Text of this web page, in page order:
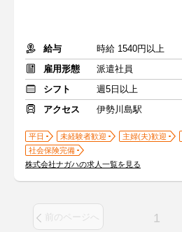
給与
時給 1540円以上
雇用形態
派遣社員
シフト
週5日以上
アクセス
伊勢川島駅
平日 未経験者歓迎 主婦(夫)歓迎
社会保険完備
株式会社ナガハの求人一覧を見る
前のページへ 1